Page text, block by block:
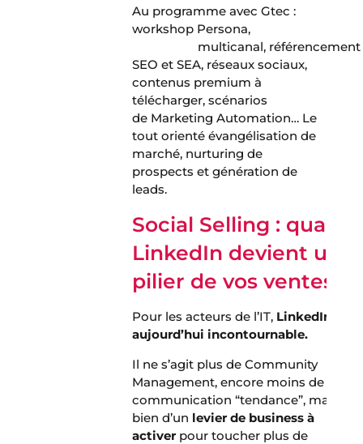
Au programme avec Gtec :
workshop Persona,
multicanal, référencement
SEO et SEA, réseaux sociaux,
contenus premium à
télécharger, scénarios
de Marketing Automation… Le
tout orienté évangélisation de
marché, nurturing de
prospects et génération de
leads.
Social Selling : quand
LinkedIn devient un
pilier de vos ventes
Pour les acteurs de l’IT, LinkedIn est
aujourd’hui incontournable.
Il ne s’agit plus de Community
Management, encore moins de
communication “tendance”, mais
bien d’un levier de business à
activer pour toucher plus de